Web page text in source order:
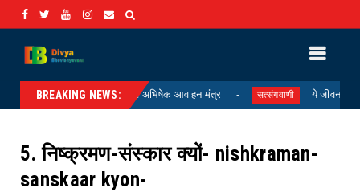
BREAKING NEWS:
Uncategorized शिव अभिषेक आवाहन मंत्र सत्संगवाणी ये जीवन जो मिला हैं
5. निष्क्रमण-संस्कार क्यों- nishkraman-
sanskaar kyon-